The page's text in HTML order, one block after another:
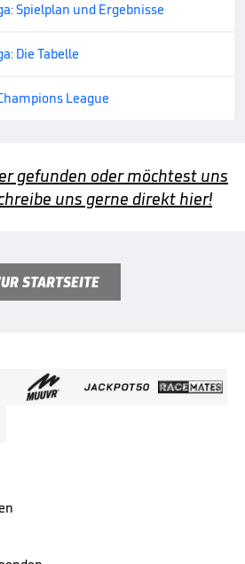
Spielplan und Ergebnisse
Die Tabelle
League
gefunden oder möchtest uns
uns gerne direkt hier!
STARTSEITE